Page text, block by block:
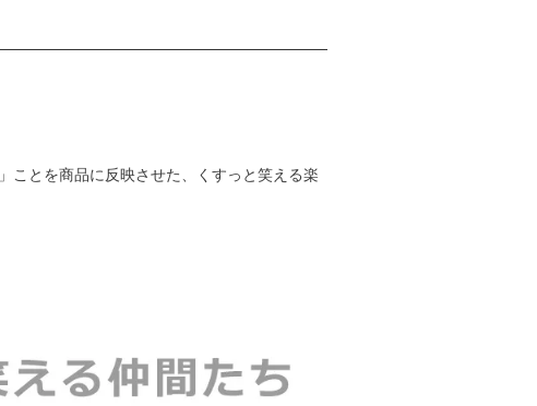
ことを商品に反映させた、くすっと笑える楽